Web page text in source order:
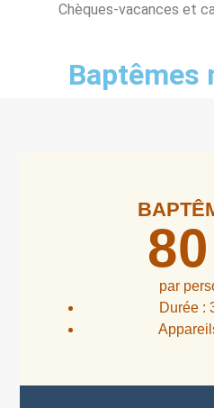
Chèques-vacances et
Baptêmes
par
Durée :